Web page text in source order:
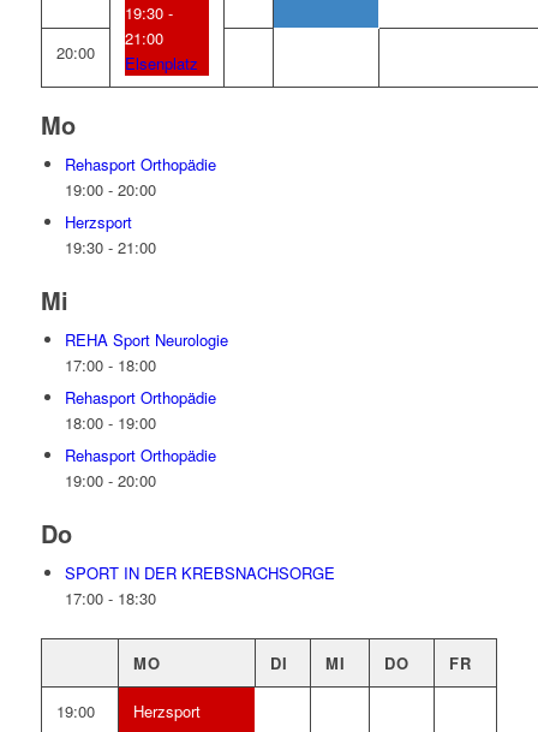
19:30 -
21:00
Elsenplatz
20:00
Mo
Rehasport Orthopädie
19:00- 20:00
Herzsport
19:30- 21:00
Mi
REHA Sport Neurologie
17:00- 18:00
Rehasport Orthopädie
18:00- 19:00
Rehasport Orthopädie
19:00- 20:00
Do
SPORT IN DER KREBSNACHSORGE
17:00- 18:30
MO DI MI DO FR
19:00
Herzsport